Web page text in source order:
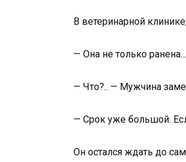
В ветеринарной
— Она не только
— Что?.. — Мужчина
— Срок уже большой.
Он остался ждать до